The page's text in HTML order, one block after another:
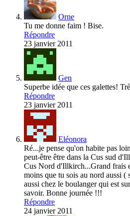
Orne
Tu me donne faim ! Bise.
Répondre
23 janvier 2011
Gen
Superbe idée que ces galettes!
Répondre
23 janvier 2011
Eléonora
Ré...je pense qu'on habite pas
peut-être être dans la Cus sud
Cus Nord d'Illkirch...Grand frais
moins que tu sois au nord aussi (
aussi chez le boulanger qui est
savoir. Bonne journée !!!
Répondre
24 janvier 2011